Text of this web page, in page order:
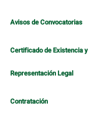
Avisos de Convocatorias
Certificado de Existencia y
Representación Legal
Contratación